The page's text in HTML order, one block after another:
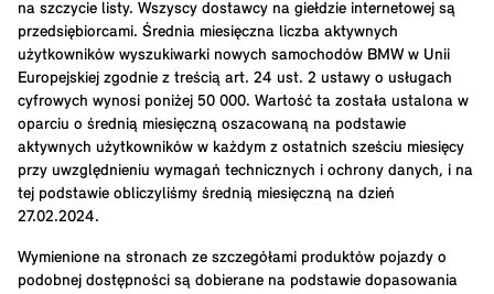
na szczycie listy. Wszyscy dostawcy na giełdzie internetowej są
przedsiębiorcami. Średnia miesięczna liczba aktywnych
użytkowników wyszukiwarki nowych samochodów BMW w Unii
Europejskiej zgodnie z treścią art. 24 ust. 2 ustawy o usługach
cyfrowych wynosi poniżej 50 000. Wartość ta została ustalona w
oparciu o średnią miesięczną oszacowaną na podstawie
aktywnych użytkowników w każdym z ostatnich sześciu miesięcy
przy uwzględnieniu wymagań technicznych i ochrony danych, i na
tej podstawie obliczyliśmy średnią miesięczną na dzień
27.02.2024.
Wymienione na stronach ze szczegółami produktów pojazdy o
podobnej dostępności są dobierane na podstawie dopasowania